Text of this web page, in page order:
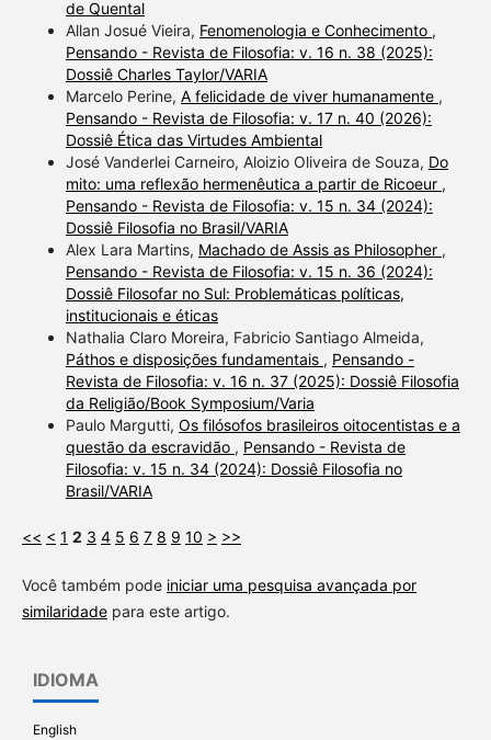
de Quental
Allan Josué Vieira, Fenomenologia e Conhecimento ,
Pensando - Revista de Filosofia: v. 16 n. 38 (2025):
Dossiê Charles Taylor/VARIA
Marcelo Perine, A felicidade de viver humanamente ,
Pensando - Revista de Filosofia: v. 17 n. 40 (2026):
Dossiê Ética das Virtudes Ambiental
José Vanderlei Carneiro, Aloizio Oliveira de Souza, Do
mito: uma reflexão hermenêutica a partir de Ricoeur ,
Pensando - Revista de Filosofia: v. 15 n. 34 (2024):
Dossiê Filosofia no Brasil/VARIA
Alex Lara Martins, Machado de Assis as Philosopher ,
Pensando - Revista de Filosofia: v. 15 n. 36 (2024):
Dossiê Filosofar no Sul: Problemáticas políticas,
institucionais e éticas
Nathalia Claro Moreira, Fabricio Santiago Almeida,
Páthos e disposições fundamentais , Pensando -
Revista de Filosofia: v. 16 n. 37 (2025): Dossiê Filosofia
da Religião/Book Symposium/Varia
Paulo Margutti, Os filósofos brasileiros oitocentistas e a
questão da escravidão , Pensando - Revista de
Filosofia: v. 15 n. 34 (2024): Dossiê Filosofia no
Brasil/VARIA
<< < 1 2 3 4 5 6 7 8 9 10 > >>
Você também pode iniciar uma pesquisa avançada por
similaridadepara este artigo.
IDIOMA
English